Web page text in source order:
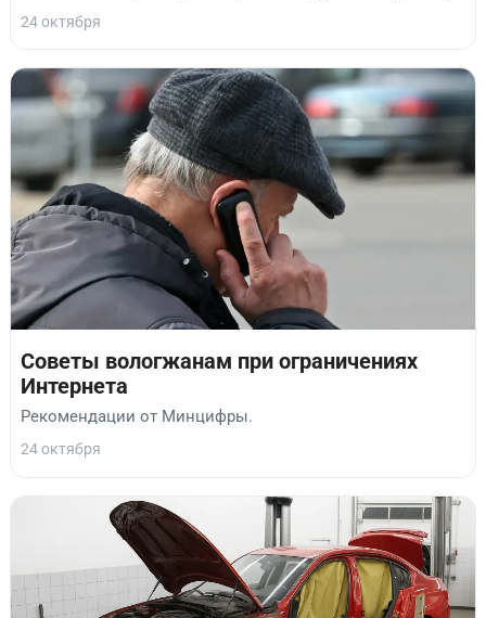
24 октября
Советы вологжанам при ограничениях
Интернета
Рекомендации от Минцифры.
24 октября